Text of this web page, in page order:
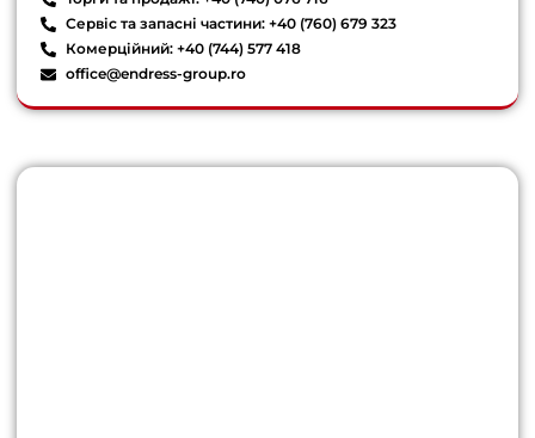
Сервіс та запасні частини: +40 (760) 679 323
Комерційний: +40 (744) 577 418
office@endress-group.ro